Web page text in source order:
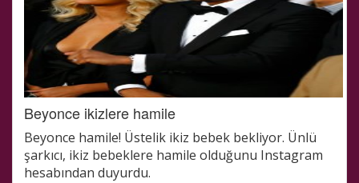
Beyonce ikizlere hamile
Beyonce hamile! Üstelik ikiz bebek bekliyor. Ünlü
şarkıcı, ikiz bebeklere hamile olduğunu Instagram
hesabından duyurdu.